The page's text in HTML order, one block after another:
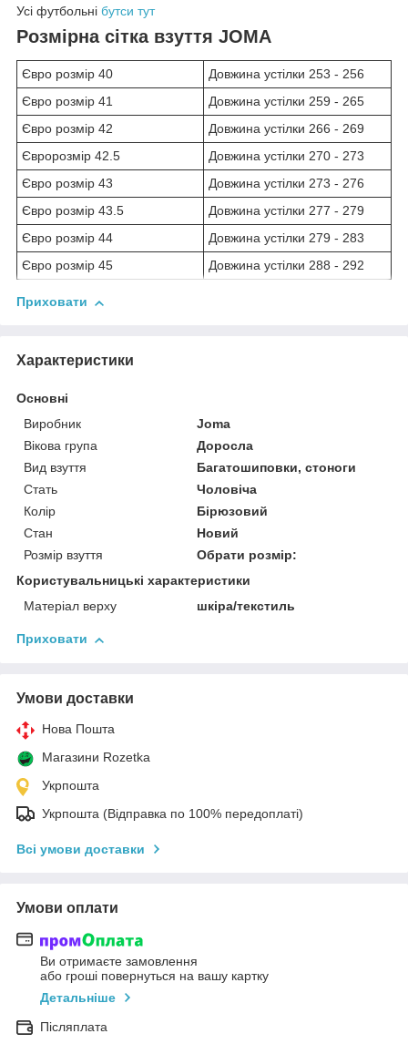
Усі футбольні бутси тут
Розмірна сітка взуття JOMA
Євро розмір 40
Довжина устілки 253 - 256
Євро розмір 41
Довжина устілки 259 - 265
Євро розмір 42
Довжина устілки 266 - 269
Євророзмір 42.5
Довжина устілки 270 - 273
Євро розмір 43
Довжина устілки 273 - 276
Євро розмір 43.5
Довжина устілки 277 - 279
Євро розмір 44
Довжина устілки 279 - 283
Євро розмір 45
Довжина устілки 288 - 292
Приховати
Характеристики
Основні
Виробник
Joma
Вікова група
Доросла
Вид взуття
Багатошиповки, стоноги
Стать
Чоловіча
Колір
Бірюзовий
Стан
Новий
Розмір взуття
Обрати розмір:
Користувальницькі характеристики
Матеріал верху
шкіра/текстиль
Приховати
Умови доставки
Нова Пошта
Магазини Rozetka
Укрпошта
Укрпошта (Відправка по 100% передоплаті)
Всі умови доставки
Умови оплати
Ви отримаєте замовлення
або гроші повернуться на вашу картку
Детальніше
Післяплата